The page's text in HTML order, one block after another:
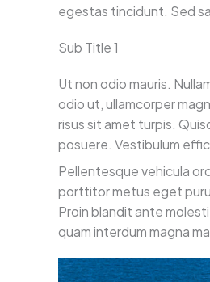
egestas tincidunt. Sed
Sub Title 1
Ut non odio mauris.
odio ut, ullamcorper
risus sit amet turpis.
posuere. Vestibulum
Pellentesque vehicula
porttitor metus eget
Proin blandit ante
quam interdum magna